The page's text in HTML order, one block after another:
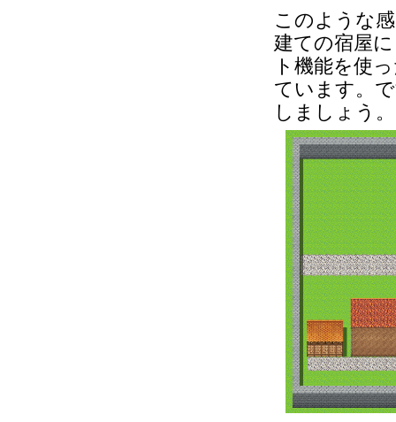
このような
建ての宿屋
ト機能を使
ています。
しましょう。